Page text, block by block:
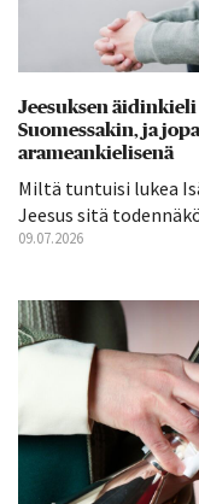
Jeesuksen äidinkieli
Suomessakin, ja
arameankielisenä
Miltä tuntuisi lukea
Jeesus sitä
09.07.2026